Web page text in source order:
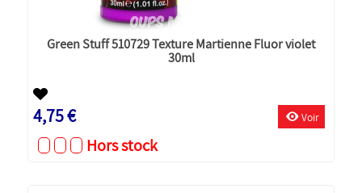
Green Stuff 510729 Texture Martienne Fluor violet
30ml
4,75 € Voir
Hors stock